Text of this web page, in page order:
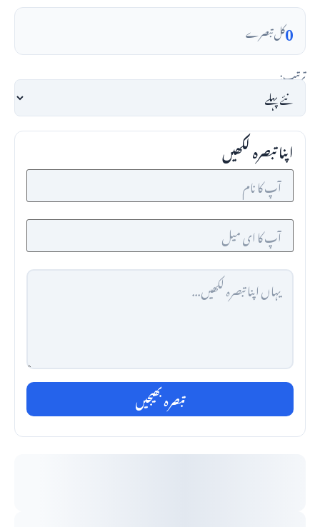
0کل تبصرے
ترتیب:
اپنا تبصرہ لکھیں
تبصرہ بھیجیں